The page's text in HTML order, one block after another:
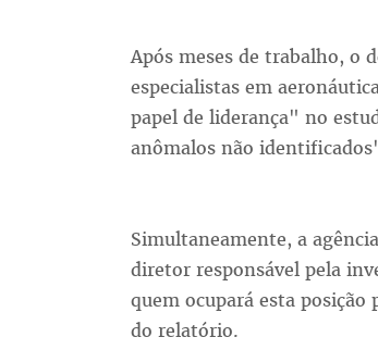
Após meses de trabalho, o
especialistas em
papel de liderança" no
anômalos não
Simultaneamente, a
diretor responsável pela
quem ocupará esta posição
do relatório.